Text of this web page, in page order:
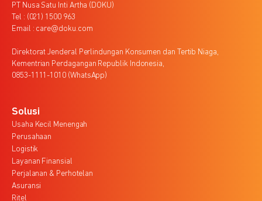
PT Nusa Satu Inti Artha (DOKU)
Tel : (021) 1500 963
Email : care@doku.com
Direktorat Jenderal Perlindungan Konsumen dan Tertib Niaga,
Kementrian Perdagangan Republik Indonesia,
0853-1111-1010 (WhatsApp)
Solusi
Usaha Kecil Menengah
Perusahaan
Logistik
Layanan Finansial
Perjalanan & Perhotelan
Asuransi
Ritel